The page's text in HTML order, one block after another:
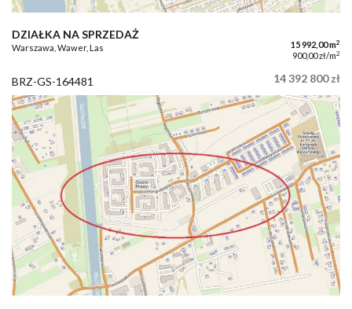
DZIAŁKA NA SPRZEDAŻ
Warszawa, Wawer, Las 15 992,00 m2
900,00 zł/m2
BRZ-GS-164481 14 392 800 zł